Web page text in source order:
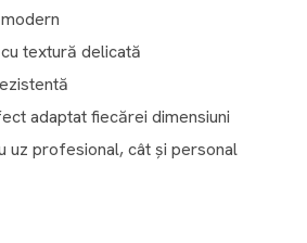
textură delicată
adaptat fiecărei dimensiuni
uz profesional, cât și personal